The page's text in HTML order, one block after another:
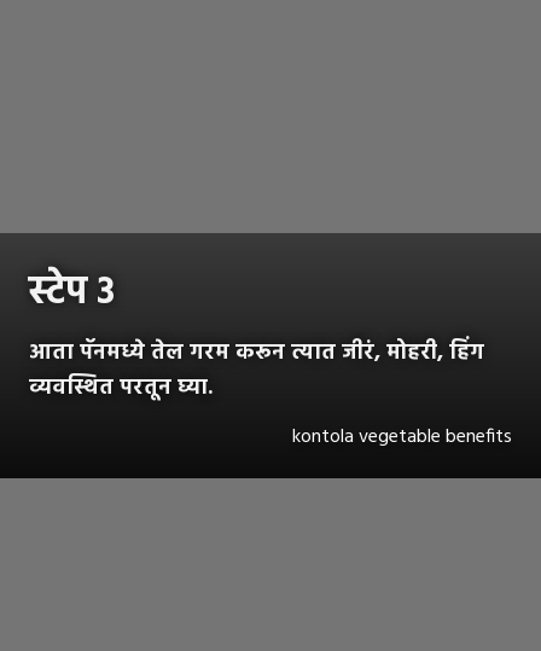
स्टेप ३
आता पॅनमध्ये तेल गरम करून त्यात जीरं, मोहरी, हिंग
व्यवस्थित परतून घ्या.
kontola vegetable benefits